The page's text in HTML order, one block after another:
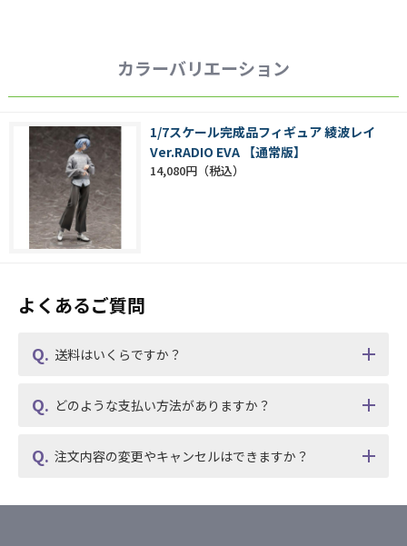
カラーバリエーション
1/7スケール完成品フィギュア 綾波レイ
Ver.RADIO EVA 【通常版】
14,080円
よくあるご質問
送料はいくらですか？
どのような支払い方法がありますか？
注文内容の変更やキャンセルはできますか？